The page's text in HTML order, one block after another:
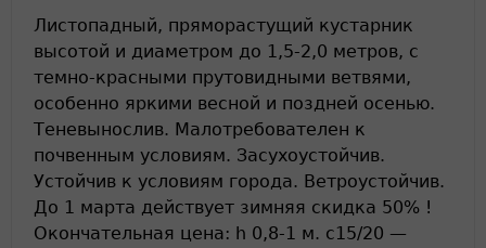
Листопадный, пряморастущий кустарник
высотой и диаметром до 1,5-2,0 метров, с
темно-красными прутовидными ветвями,
особенно яркими весной и поздней осенью.
Теневынослив. Малотребователен к
почвенным условиям. Засухоустойчив.
Устойчив к условиям города. Ветроустойчив.
До 1 марта действует зимняя скидка 50% !
Окончательная цена: h 0,8-1 м. c15/20 —